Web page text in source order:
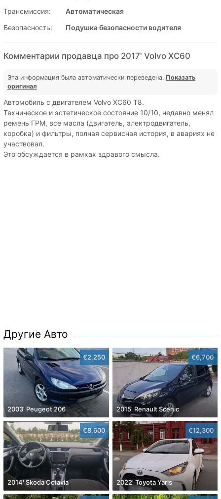
Трансмиссия:
Автоматическая
Безопасность:
Подушка безопасности водителя
Комментарии продавца про 2017' Volvo XC60
Эта информация была автоматически переведена. Показать
оригинал
Автомобиль с двигателем Volvo XC60 T8.
Техническое и эстетическое состояние 10/10, недавно менял
ремень ГРМ, все масла (двигатель, электродвигатель,
коробка) и фильтры, полная сервисная история, в авариях не
участвовал.
Это обсуждается в рамках здравого смысла.
Другие Авто
€2,250
2003' Peugeot 206
€6,700
2015' Renault Scenic
€8,600
2014' Skoda Octavia
€12,300
2022' Toyota Yaris